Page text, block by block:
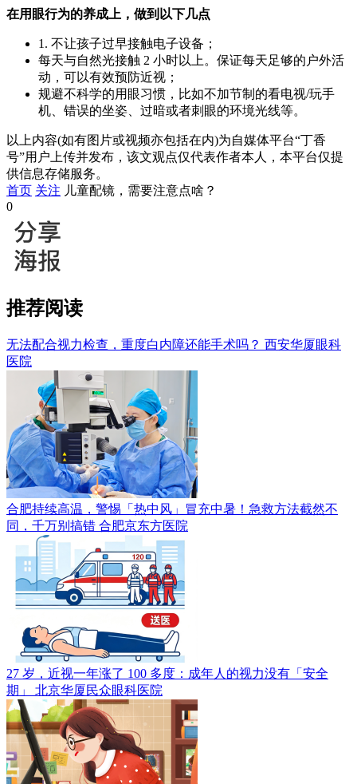
在用眼行为的养成上，做到以下几点
1. 不让孩子过早接触电子设备；
每天与自然光接触 2 小时以上。保证每天足够的户外活
动，可以有效预防近视；
规避不科学的用眼习惯，比如不加节制的看电视/玩手
机、错误的坐姿、过暗或者刺眼的环境光线等。
以上内容(如有图片或视频亦包括在内)为自媒体平台“丁香
号”用户上传并发布，该文观点仅代表作者本人，本平台仅提
供信息存储服务。
首页 关注 儿童配镜，需要注意点啥？
0
推荐阅读
无法配合视力检查，重度白内障还能手术吗？ 西安华厦眼科
医院
合肥持续高温，警惕「热中风」冒充中暑！急救方法截然不
同，千万别搞错 合肥京东方医院
27 岁，近视一年涨了 100 多度：成年人的视力没有「安全
期」 北京华厦民众眼科医院